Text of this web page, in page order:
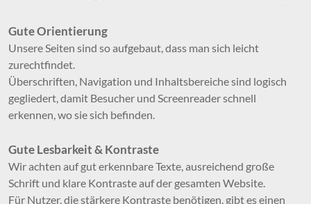
Gute Orientierung
Unsere Seiten sind so aufgebaut, dass man sich leicht
zurechtfindet.
Überschriften, Navigation und Inhaltsbereiche sind logisch
gegliedert, damit Besucher und Screenreader schnell
erkennen, wo sie sich befinden.
Gute Lesbarkeit & Kontraste
Wir achten auf gut erkennbare Texte, ausreichend große
Schrift und klare Kontraste auf der gesamten Website.
Für Nutzer, die stärkere Kontraste benötigen, gibt es einen